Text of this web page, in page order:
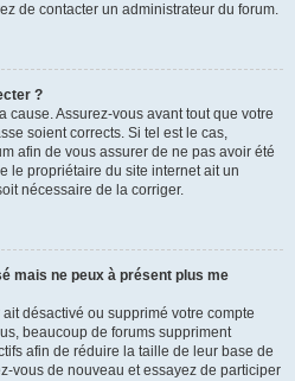
de contacter un administrateur du forum.
?
cause. Assurez-vous avant tout que votre
soient corrects. Si tel est le cas,
afin de vous assurer de ne pas avoir été
le propriétaire du site internet ait un
nécessaire de la corriger.
mais ne peux à présent plus me
ait désactivé ou supprimé votre compte
beaucoup de forums suppriment
afin de réduire la taille de leur base de
vous de nouveau et essayez de participer